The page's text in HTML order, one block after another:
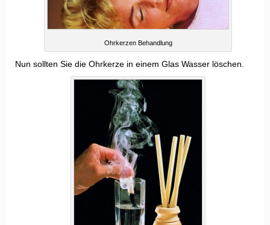
Ohrkerzen Behandlung
Nun sollten Sie die Ohrkerze in einem Glas Wasser löschen.